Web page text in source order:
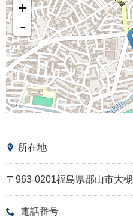
+
-
所在地
〒963-0201福島県郡山市大
電話番号